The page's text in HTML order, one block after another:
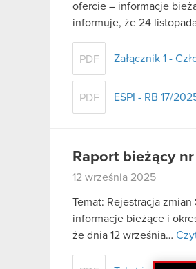
ofercie – informacje
informuje, że 24
PDF Załącznik 1 -
PDF ESPI - RB 17/
Raport bieżący
12 września 2025
Temat: Rejestracja
informacje bieżące i
że dnia 12 września…